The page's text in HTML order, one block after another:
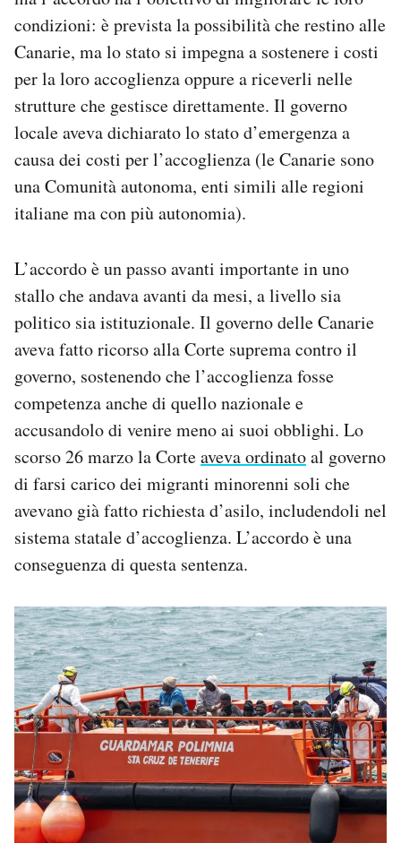
condizioni: è prevista la possibilità che restino alle
Canarie, ma lo stato si impegna a sostenere i costi
per la loro accoglienza oppure a riceverli nelle
strutture che gestisce direttamente. Il governo
locale aveva dichiarato lo stato d’emergenza a
causa dei costi per l’accoglienza (le Canarie sono
una Comunità autonoma, enti simili alle regioni
italiane ma con più autonomia).
L’accordo è un passo avanti importante in uno
stallo che andava avanti da mesi, a livello sia
politico sia istituzionale. Il governo delle Canarie
aveva fatto ricorso alla Corte suprema contro il
governo, sostenendo che l’accoglienza fosse
competenza anche di quello nazionale e
accusandolo di venire meno ai suoi obblighi. Lo
scorso 26 marzo la Corteaveva ordinatoal governo
di farsi carico dei migranti minorenni soli che
avevano già fatto richiesta d’asilo, includendoli nel
sistema statale d’accoglienza. L’accordo è una
conseguenza di questa sentenza.